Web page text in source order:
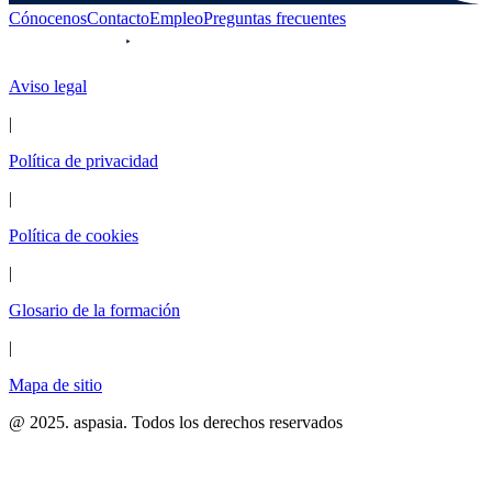
CónocenosContactoEmpleoPreguntas frecuentes
Aviso legal
|
Política de privacidad
|
Política de cookies
|
Glosario de la formación
|
Mapa de sitio
@ 2025. aspasia. Todos los derechos reservados